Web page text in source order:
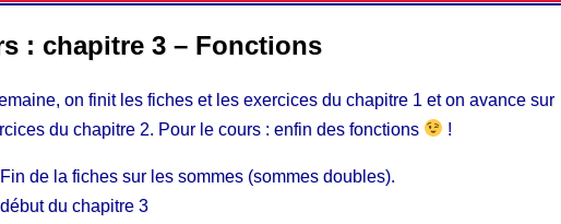
: chapitre 3 – Fonctions
on finit les fiches et les exercices du chapitre 1 et on avance sur
du chapitre 2. Pour le cours : enfin des fonctions
!
de la fiches sur les sommes (sommes doubles).
du chapitre 3